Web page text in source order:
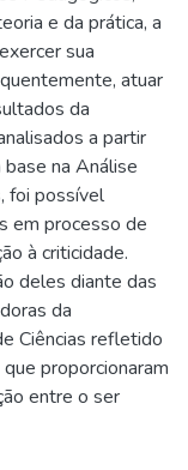
e da prática, a
sua
atuar
da
a partir
na Análise
foi possível
em processo de
à criticidade.
deles diante das
da
Ciências refletido
proporcionaram
entre o ser